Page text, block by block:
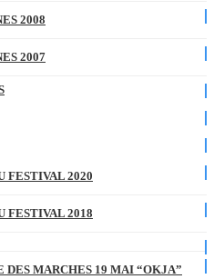
2008
2007
FESTIVAL 2020
FESTIVAL 2018
DES MARCHES 19 MAI “OKJA”